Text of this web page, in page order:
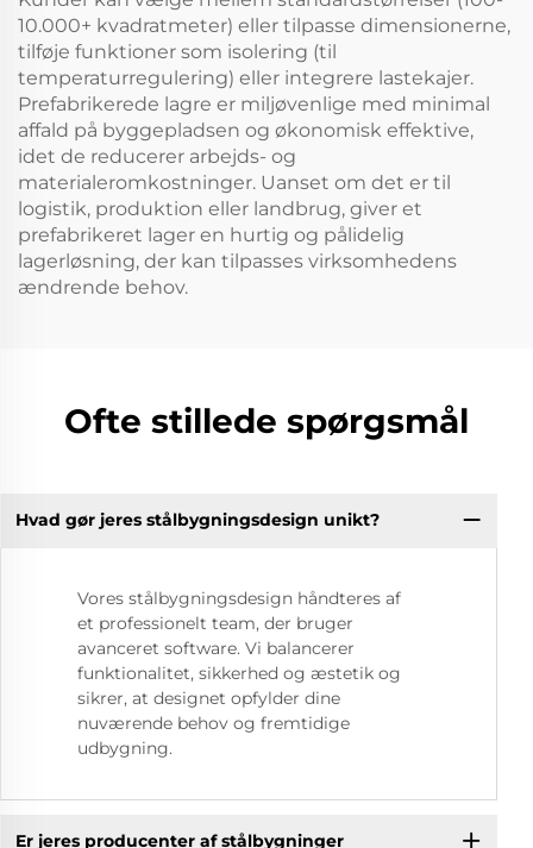
10.000+ kvadratmeter) eller tilpasse dimensionerne,
tilføje funktioner som isolering (til
temperaturregulering) eller integrere lastekajer.
Prefabrikerede lagre er miljøvenlige med minimal
affald på byggepladsen og økonomisk effektive,
idet de reducerer arbejds- og
materialeromkostninger. Uanset om det er til
logistik, produktion eller landbrug, giver et
prefabrikeret lager en hurtig og pålidelig
lagerløsning, der kan tilpasses virksomhedens
ændrende behov.
Ofte stillede spørgsmål
Hvad gør jeres stålbygningsdesign unikt?
Vores stålbygningsdesign håndteres af
et professionelt team, der bruger
avanceret software. Vi balancerer
funktionalitet, sikkerhed og æstetik og
sikrer, at designet opfylder dine
nuværende behov og fremtidige
udbygning.
Er jeres producenter af stålbygninger